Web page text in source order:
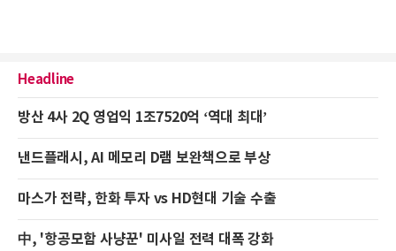
Headline
방산 4사 2Q 영업익 1조7520억 ‘역대 최대’
낸드플래시, AI 메모리 D램 보완책으로 부상
마스가 전략, 한화 투자 vs HD현대 기술 수출
中, '항공모함 사냥꾼' 미사일 전력 대폭 강화